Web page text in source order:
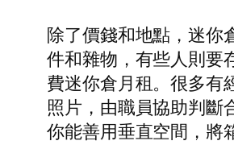
除了價錢和地點，迷你
件和雜物，有些人則要
費迷你倉月租。很多有
照片，由職員協助判斷
你能善用垂直空間，將